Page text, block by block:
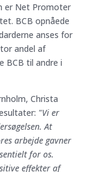
er Net Promoter
BCB opnåede
anses for
andel af
BCB til andre i
Christa
"Vi er
At
arbejde gavner
for os.
effekter af